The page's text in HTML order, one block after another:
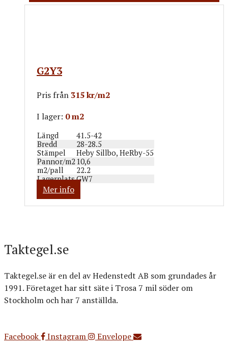
G2Y3
Pris från 315 kr/m2
I lager: 0 m2
Längd
41.5-42
Bredd
28-28.5
Stämpel
Heby Sillbo, HeRby-55
Pannor/m2 10,6
m2/pall
22.2
LagerplatsGW7
Mer info
Taktegel.se
Taktegel.se är en del av Hedenstedt AB som grundades år
1991. Företaget har sitt säte i Trosa 7 mil söder om
Stockholm och har 7 anställda.
Facebook
Instagram Envelope